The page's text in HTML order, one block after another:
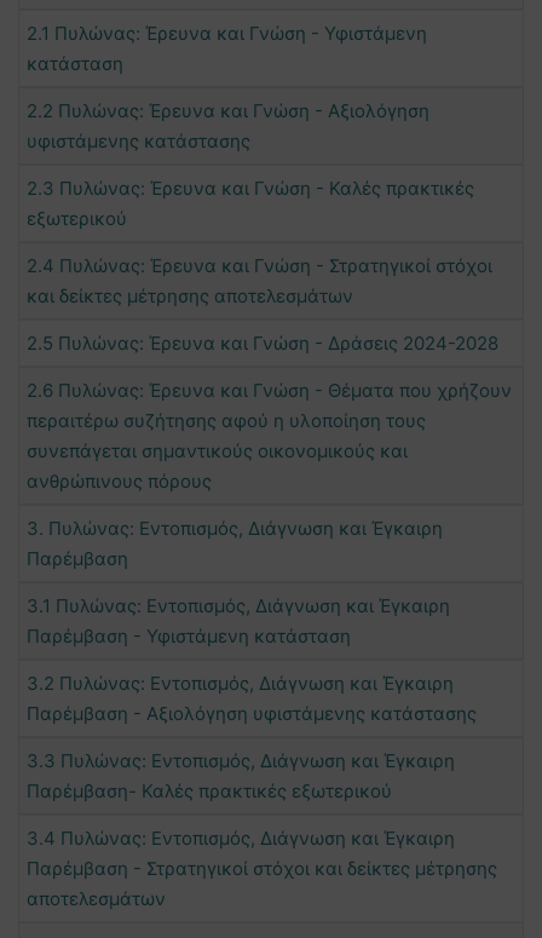
2.1 Πυλώνας: Έρευνα και Γνώση - Υφιστάμενη
κατάσταση
2.2 Πυλώνας: Έρευνα και Γνώση - Αξιολόγηση
υφιστάμενης κατάστασης
2.3 Πυλώνας: Έρευνα και Γνώση - Καλές πρακτικές
εξωτερικού
2.4 Πυλώνας: Έρευνα και Γνώση - Στρατηγικοί στόχοι
και δείκτες μέτρησης αποτελεσμάτων
2.5 Πυλώνας: Έρευνα και Γνώση - Δράσεις 2024-2028
2.6 Πυλώνας: Έρευνα και Γνώση - Θέματα που χρήζουν
περαιτέρω συζήτησης αφού η υλοποίηση τους
συνεπάγεται σημαντικούς οικονομικούς και
ανθρώπινους πόρους
3. Πυλώνας: Εντοπισμός, Διάγνωση και Έγκαιρη
Παρέμβαση
3.1 Πυλώνας: Εντοπισμός, Διάγνωση και Έγκαιρη
Παρέμβαση - Υφιστάμενη κατάσταση
3.2 Πυλώνας: Εντοπισμός, Διάγνωση και Έγκαιρη
Παρέμβαση - Αξιολόγηση υφιστάμενης κατάστασης
3.3 Πυλώνας: Εντοπισμός, Διάγνωση και Έγκαιρη
Παρέμβαση- Καλές πρακτικές εξωτερικού
3.4 Πυλώνας: Εντοπισμός, Διάγνωση και Έγκαιρη
Παρέμβαση - Στρατηγικοί στόχοι και δείκτες μέτρησης
αποτελεσμάτων